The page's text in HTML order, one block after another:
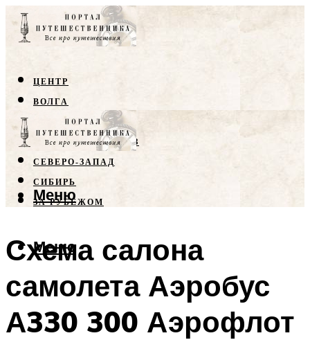
ЦЕНТР
ВОЛГА
КРЫМ
СЕВЕРНЫЙ КАВКАЗ
СЕВЕРО-ЗАПАД
СИБИРЬ
ЗА РУБЕЖОМ
Меню
Меню
Схема салона
самолета Аэробус
А330 300 Аэрофлот